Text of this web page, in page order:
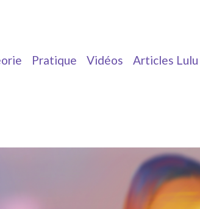
Pratique Vidéos Articles Lulu